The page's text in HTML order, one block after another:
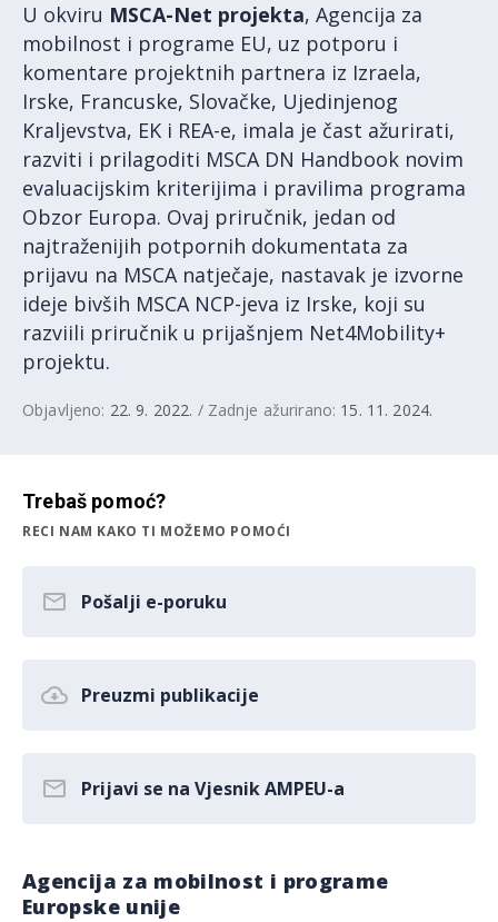
U okviru MSCA-Net projekta, Agencija za
mobilnost i programe EU, uz potporu i
komentare projektnih partnera iz Izraela,
Irske, Francuske, Slovačke, Ujedinjenog
Kraljevstva, EK i REA-e, imala je čast ažurirati,
razviti i prilagoditi MSCA DN Handbook novim
evaluacijskim kriterijima i pravilima programa
Obzor Europa. Ovaj priručnik, jedan od
najtraženijih potpornih dokumentata za
prijavu na MSCA natječaje, nastavak je izvorne
ideje bivših MSCA NCP-jeva iz Irske, koji su
razviili priručnik u prijašnjem Net4Mobility+
projektu.
Objavljeno: 22. 9. 2022. / Zadnje ažurirano: 15. 11. 2024.
Trebaš pomoć?
RECI NAM KAKO TI MOŽEMO POMOĆI
Pošalji e-poruku
Preuzmi publikacije
Prijavi se na Vjesnik AMPEU-a
Agencija za mobilnost i programe
Europske unije